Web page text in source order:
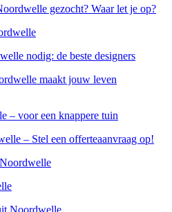
gezocht? Waar let je op?
nodig: de beste designers
maakt jouw leven
– voor een knappere tuin
– Stel een offerteaanvraag op!
Noordwelle